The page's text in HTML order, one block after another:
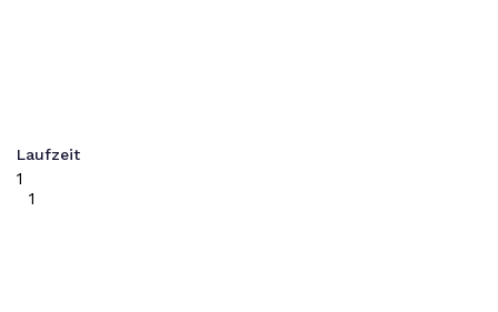
Laufzeit